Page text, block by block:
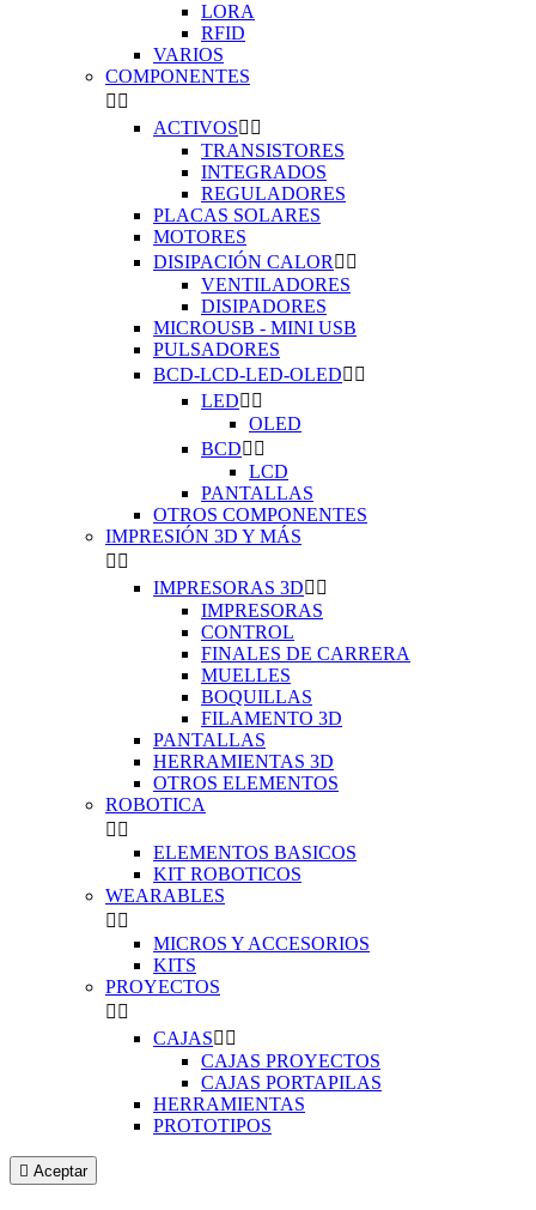
LORA
RFID
VARIOS
COMPONENTES
 
ACTIVOS 
TRANSISTORES
INTEGRADOS
REGULADORES
PLACAS SOLARES
MOTORES
DISIPACIÓN CALOR  
VENTILADORES
DISIPADORES
MICROUSB - MINI USB
PULSADORES
BCD-LCD-LED-OLED 
LED 
OLED
BCD 
LCD
PANTALLAS
OTROS COMPONENTES
IMPRESIÓN 3D Y MÁS
 
IMPRESORAS 3D 
IMPRESORAS
CONTROL
FINALES DE CARRERA
MUELLES
BOQUILLAS
FILAMENTO 3D
PANTALLAS
HERRAMIENTAS 3D
OTROS ELEMENTOS
ROBOTICA
 
ELEMENTOS BASICOS
KIT ROBOTICOS
WEARABLES
 
MICROS Y ACCESORIOS
KITS
PROYECTOS
 
CAJAS 
CAJAS PROYECTOS
CAJAS PORTAPILAS
HERRAMIENTAS
PROTOTIPOS
 Aceptar